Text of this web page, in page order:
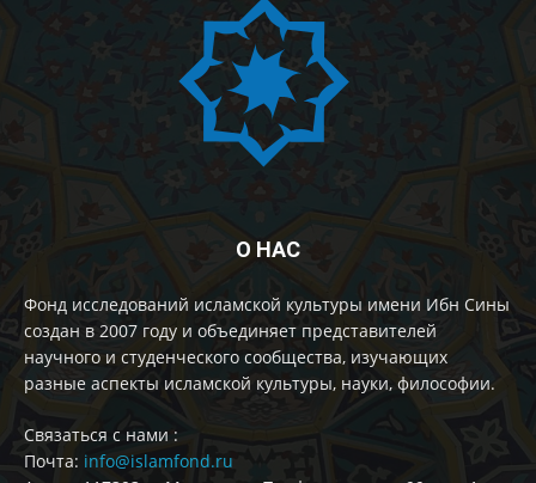
О НАС
Фонд исследований исламской культуры имени Ибн Сины
создан в 2007 году и объединяет представителей
научного и студенческого сообщества, изучающих
разные аспекты исламской культуры, науки, философии.
Cвязаться с нами :
Почта: info@islamfond.ru